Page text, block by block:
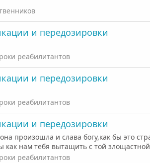
и передозировки
реабилитантов
и передозировки
реабилитантов
и передозировки
произошла и слава богу,как бы это
нам тебя вытащить с той
реабилитантов